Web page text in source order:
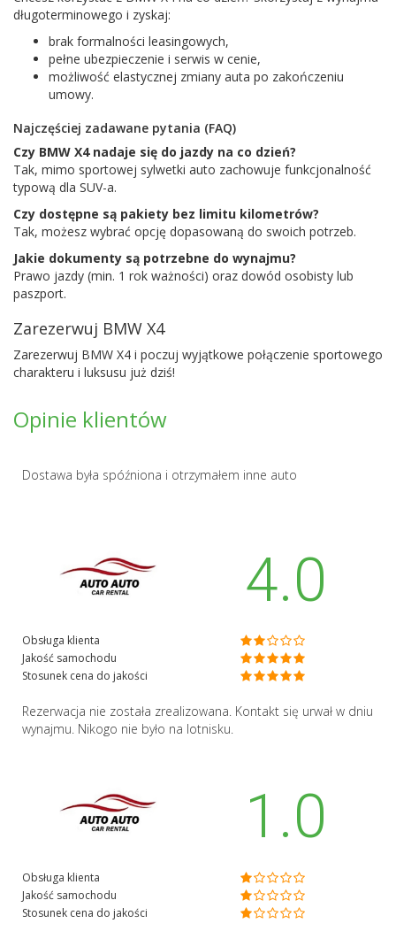
długoterminowego i zyskaj:
brak formalności leasingowych,
pełne ubezpieczenie i serwis w cenie,
możliwość elastycznej zmiany auta po zakończeniu
umowy.
Najczęściej zadawane pytania (FAQ)
Czy BMW X4 nadaje się do jazdy na co dzień?
Tak, mimo sportowej sylwetki auto zachowuje funkcjonalność
typową dla SUV-a.
Czy dostępne są pakiety bez limitu kilometrów?
Tak, możesz wybrać opcję dopasowaną do swoich potrzeb.
Jakie dokumenty są potrzebne do wynajmu?
Prawo jazdy (min. 1 rok ważności) oraz dowód osobisty lub
paszport.
Zarezerwuj BMW X4
Zarezerwuj BMW X4 i poczuj wyjątkowe połączenie sportowego
charakteru i luksusu już dziś!
Opinie klientów
Dostawa była spóźniona i otrzymałem inne auto
4.0
Obsługa klienta
Jakość samochodu
Stosunek cena do jakości
Rezerwacja nie została zrealizowana. Kontakt się urwał w dniu
wynajmu. Nikogo nie było na lotnisku.
1.0
Obsługa klienta
Jakość samochodu
Stosunek cena do jakości